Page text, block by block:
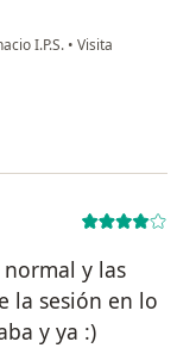
I.P.S. • Visita
y las
la sesión en lo
y ya :)